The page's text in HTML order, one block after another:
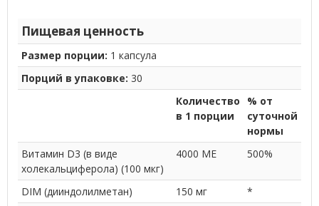
Пищевая ценность
Размер порции: 1 капсула
Порций в упаковке: 30
Количество
в 1 порции
% от
суточной
нормы
Витамин D3 (в виде
холекальциферола) (100 мкг)
4000 МЕ 500%
DIM (дииндолилметан) 150 мг
*